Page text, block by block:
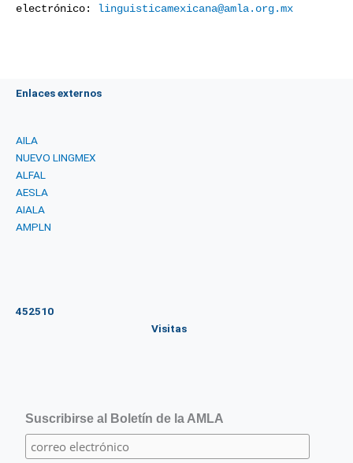
electrónico:
linguisticamexicana@amla.org.mx
Enlaces externos
AILA
NUEVO LINGMEX
ALFAL
AESLA
AIALA
AMPLN
452510
Visitas
Suscribirse al Boletín de la AMLA